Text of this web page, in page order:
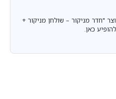
"חדר מניקור – שולחן מניקור +
כאן.